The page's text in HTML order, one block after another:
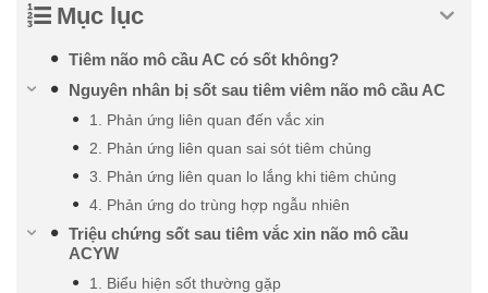
Mục lục
Tiêm não mô cầu AC có sốt không?
Nguyên nhân bị sốt sau tiêm viêm não mô cầu AC
1. Phản ứng liên quan đến vắc xin
2. Phản ứng liên quan sai sót tiêm chủng
3. Phản ứng liên quan lo lắng khi tiêm chủng
4. Phản ứng do trùng hợp ngẫu nhiên
Triệu chứng sốt sau tiêm vắc xin não mô cầu
ACYW
1. Biểu hiện sốt thường gặp